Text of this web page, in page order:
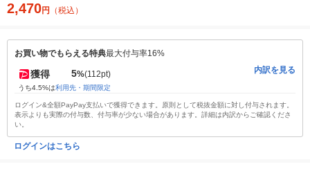
2,470円 （税込）
お買い物でもらえる特典最大付与率16%
獲得 5%(112pt)
うち4.5%は利用先・期間限定
内訳を見る
ログイン&全額PayPay支払いで獲得できます。原則として税抜金額に対し付与されます。
表示よりも実際の付与数、付与率が少ない場合があります。詳細は内訳からご確認くださ
い。
ログインはこちら